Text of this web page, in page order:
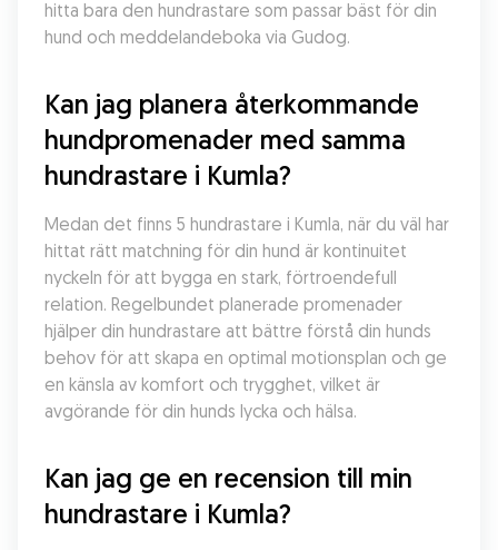
hitta bara den hundrastare som passar bäst för din
hund och meddelandeboka via Gudog.
Kan jag planera återkommande
hundpromenader med samma
hundrastare i Kumla?
Medan det finns 5 hundrastare i Kumla, när du väl har
hittat rätt matchning för din hund är kontinuitet
nyckeln för att bygga en stark, förtroendefull
relation. Regelbundet planerade promenader
hjälper din hundrastare att bättre förstå din hunds
behov för att skapa en optimal motionsplan och ge
en känsla av komfort och trygghet, vilket är
avgörande för din hunds lycka och hälsa.
Kan jag ge en recension till min
hundrastare i Kumla?